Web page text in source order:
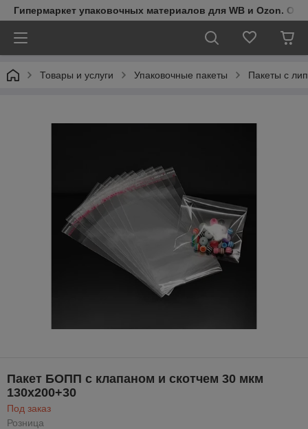
Гипермаркет упаковочных материалов для WB и Ozon.
Товары и услуги Упаковочные пакеты Пакеты с
Пакет БОПП с клапаном и скотчем 30 мкм
130х200+30
Под заказ
Розница